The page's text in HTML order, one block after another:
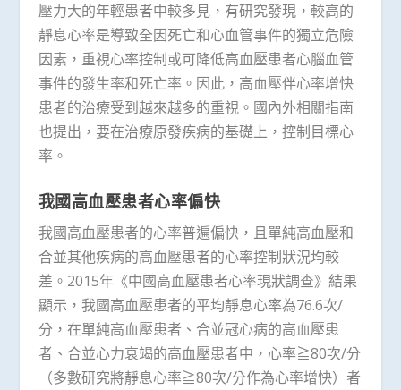
壓力大的年輕患者中較多見，有研究發現，較高的
靜息心率是導致全因死亡和心血管事件的獨立危險
因素，重視心率控制或可降低高血壓患者心腦血管
事件的發生率和死亡率。因此，高血壓伴心率增快
患者的治療受到越來越多的重視。國內外相關指南
也提出，要在治療原發疾病的基礎上，控制目標心
率。
我國高血壓患者心率偏快
我國高血壓患者的心率普遍偏快，且單純高血壓和
合並其他疾病的高血壓患者的心率控制狀況均較
差。2015年《中國高血壓患者心率現狀調查》結果
顯示，我國高血壓患者的平均靜息心率為76.6次/
分，在單純高血壓患者、合並冠心病的高血壓患
者、合並心力衰竭的高血壓患者中，心率≧80次/分
（多數研究將靜息心率≧80次/分作為心率增快）者